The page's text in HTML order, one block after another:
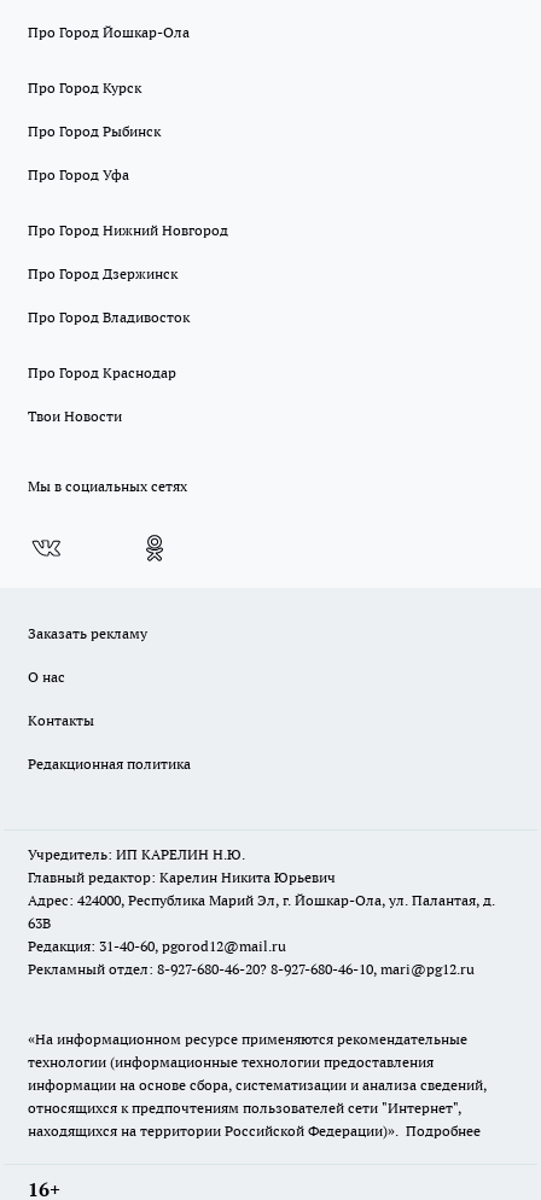
Про Город Йошкар-Ола
Про Город Курск
Про Город Рыбинск
Про Город Уфа
Про Город Нижний Новгород
Про Город Дзержинск
Про Город Владивосток
Про Город Краснодар
Твои Новости
Мы в социальных сетях
Заказать рекламу
О нас
Контакты
Редакционная политика
Учредитель: ИП КАРЕЛИН Н.Ю.
Главный редактор: Карелин Никита Юрьевич
Адрес: 424000, Республика Марий Эл, г. Йошкар-Ола, ул. Палантая, д.
63В
Редакция: 31-40-60, pgorod12@mail.ru
Рекламный отдел: 8-927-680-46-20? 8-927-680-46-10, mari@pg12.ru
«На информационном ресурсе применяются рекомендательные
технологии (информационные технологии предоставления
информации на основе сбора, систематизации и анализа сведений,
относящихся к предпочтениям пользователей сети "Интернет",
находящихся на территории Российской Федерации)». Подробнее
16+